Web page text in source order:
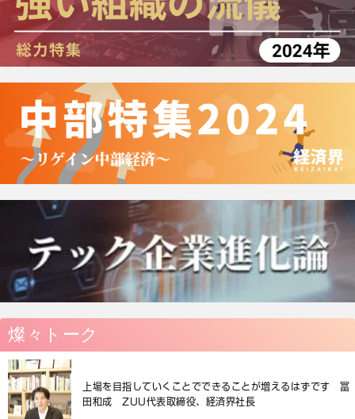
燦々トーク
上場を目指していくことでできることが増えるはずです 冨
田和成 ZUU代表取締役、経済界社長